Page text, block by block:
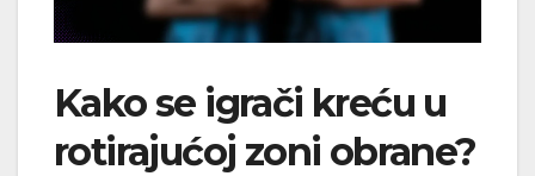
Kako se igrači kreću u
rotirajućoj zoni obrane?